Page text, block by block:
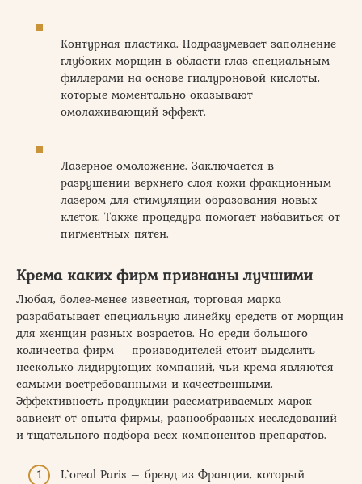
Контурная пластика. Подразумевает заполнение
глубоких морщин в области глаз специальным
филлерами на основе гиалуроновой кислоты,
которые моментально оказывают
омолаживающий эффект.
Лазерное омоложение. Заключается в
разрушении верхнего слоя кожи фракционным
лазером для стимуляции образования новых
клеток. Также процедура помогает избавиться от
пигментных пятен.
Крема каких фирм признаны лучшими
Любая, более-менее известная, торговая марка
разрабатывает специальную линейку средств от морщин
для женщин разных возрастов. Но среди большого
количества фирм – производителей стоит выделить
несколько лидирующих компаний, чьи крема являются
самыми востребованными и качественными.
Эффективность продукции рассматриваемых марок
зависит от опыта фирмы, разнообразных исследований
и тщательного подбора всех компонентов препаратов.
L`oreal Paris – бренд из Франции, который